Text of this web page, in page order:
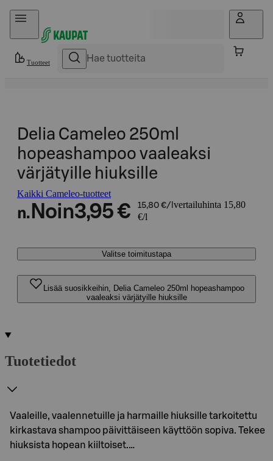
Hyppää sisältöön
Tuotteet
Delia Cameleo 250ml
hopeashampoo vaaleaksi
värjätyille hiuksille
Kaikki Cameleo-tuotteet
n. Noin3,95 € 15,80 €/l vertailuhinta 15,80
€/l
Valitse toimitustapa
Lisää suosikkeihin, Delia Cameleo 250ml hopeashampoo
vaaleaksi värjätyille hiuksille
Tuotetiedot
Vaaleille, vaalennetuille ja harmaille hiuksille tarkoitettu
kirkastava shampoo päivittäiseen käyttöön sopiva. Tekee
hiuksista hopean kiiltoiset.…